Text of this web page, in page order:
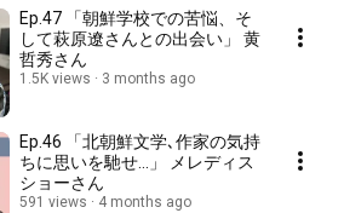
Ep.47 「朝鮮学校での苦悩、そ
して萩原遼さんとの出会い」 黄
哲秀さん
1.5K views 3 months ago
Ep.46 「北朝鮮文学､作家の気持
ちに思いを馳せ...」 メレディス
ショーさん
591 views 4 months ago